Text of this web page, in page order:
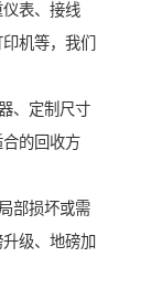
表、接线
机等，我们
、定制尺寸
的回收方
部损坏或需
级、地磅加